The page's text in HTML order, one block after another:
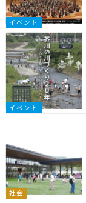
イベント
イベント
社会